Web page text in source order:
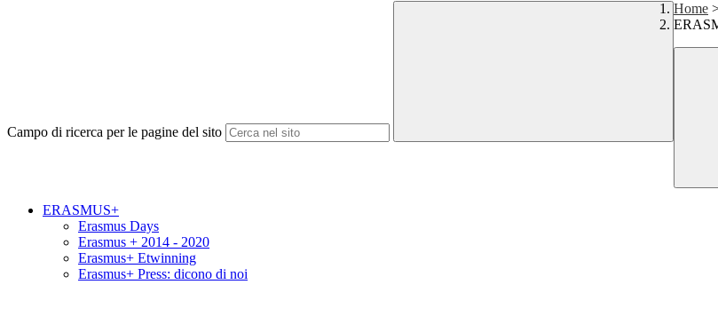
Campo di ricerca per le pagine del sito
Home
ERASMUS+
Erasmus Days
Erasmus + 2014 - 2020
Erasmus+ Etwinning
Erasmus+ Press: dicono di noi